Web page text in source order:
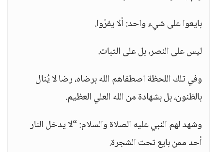
بايعوا على شيء واحد: ألا يفرّوا.
ليس على النصر، بل على الثبات.
وفي تلك اللحظة اصطفاهم الله برضاه، رضا لا يُنال
بالظنون، بل بشهادة من الله العلي العظيم.
وشهد لهم النبي عليه الصلاة والسلام: “لا يدخل النار
أحد ممن بايع تحت الشجرة.